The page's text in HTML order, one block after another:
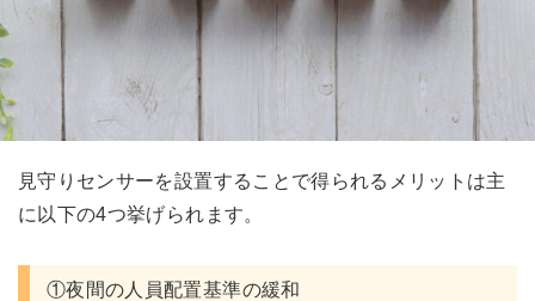
見守りセンサーを設置することで得られるメリットは主
に以下の4つ挙げられます。
①夜間の人員配置基準の緩和